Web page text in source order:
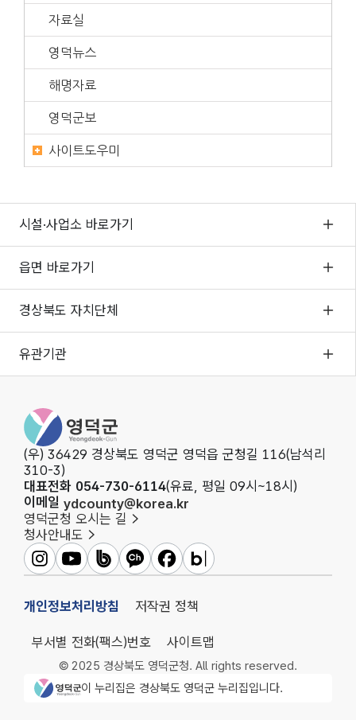
자료실
영덕뉴스
해명자료
영덕군보
사이트도우미
시설·사업소 바로가기
읍면 바로가기
경상북도 자치단체
유관기관
영덕군청
(우) 36429 경상북도 영덕군 영덕읍 군청길 116(남석리
310-3)
대표전화 054-730-6114(유료, 평일 09시~18시)
이메일 ydcounty@korea.kr
영덕군청 오시는 길
청사안내도
영덕군인스타그램
영덕군유튜브영덕군밴드영덕군카카오채널
영덕군페이스북
영덕군블로그
개인정보처리방침 저작권 정책
부서별 전화(팩스)번호 사이트맵
© 2025 경상북도 영덕군청. All rights reserved.
영덕군청 로고이 누리집은 경상북도 영덕군 누리집입니다.